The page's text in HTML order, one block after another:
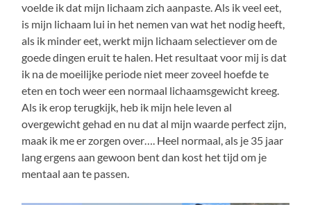
voelde ik dat mijn lichaam zich aanpaste. Als ik veel eet,
is mijn lichaam lui in het nemen van wat het nodig heeft,
als ik minder eet, werkt mijn lichaam selectiever om de
goede dingen eruit te halen. Het resultaat voor mij is dat
ik na de moeilijke periode niet meer zoveel hoefde te
eten en toch weer een normaal lichaamsgewicht kreeg.
Als ik erop terugkijk, heb ik mijn hele leven al
overgewicht gehad en nu dat al mijn waarde perfect zijn,
maak ik me er zorgen over…. Heel normaal, als je 35 jaar
lang ergens aan gewoon bent dan kost het tijd om je
mentaal aan te passen.